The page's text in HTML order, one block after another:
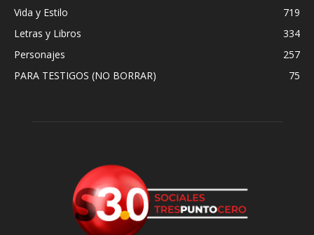
Vida y Estilo
719
Letras y Libros
334
Personajes
257
PARA TESTIGOS (NO BORRAR)
75